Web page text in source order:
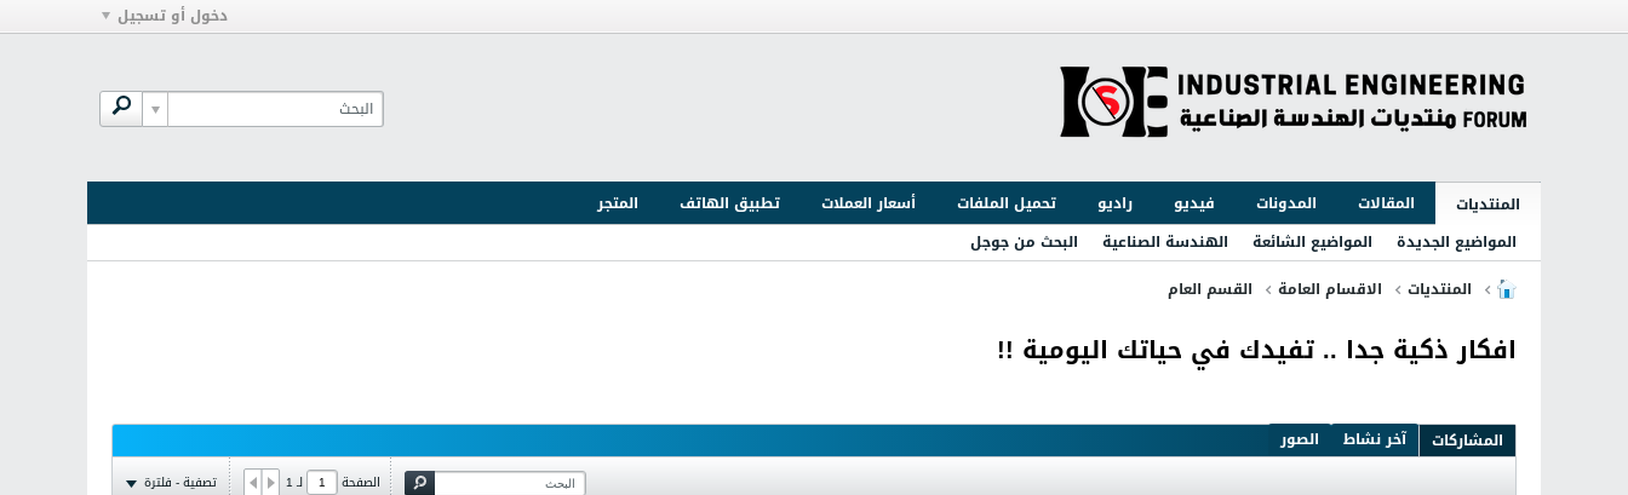
دخول أو تسجيل
المنتديات المقالات المدونات فيديو راديو تحميل الملفات أسعار العملات تطبيق الهاتف
المتجر
المواضيع الجديدة
المواضيع الشائعة الهندسة الصناعية
البحث من جوجل
المنتديات
الاقسام العامة القسم العام
افكار ذكية جدا .. تفيدك في حياتك اليومية !!
المشاركات آخر نشاط الصور
الصفحة لـ1 تصفية - فلترة